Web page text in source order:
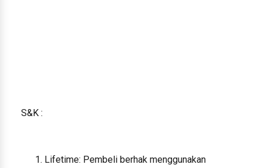
S&K :
Lifetime: Pembeli berhak menggunakan